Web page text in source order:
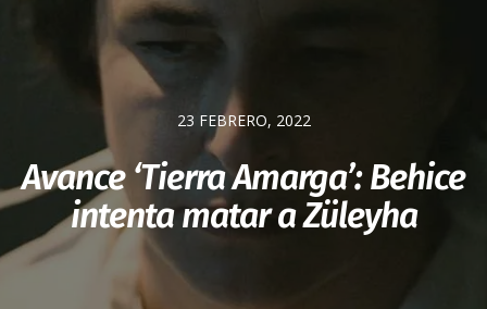
23 FEBRERO, 2022
Avance ‘Tierra Amarga’: Behice
intenta matar a Züleyha